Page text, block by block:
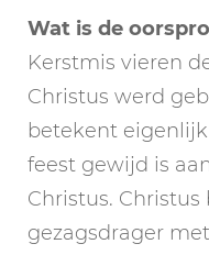
Wat is de
Kerstmis vieren
Christus werd
betekent
feest gewijd is
Christus.
gezagsdrager